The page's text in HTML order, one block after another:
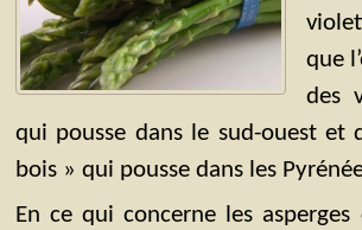
que
des
qui pousse dans le sud-ouest et
bois » qui pousse dans les
En ce qui concerne les